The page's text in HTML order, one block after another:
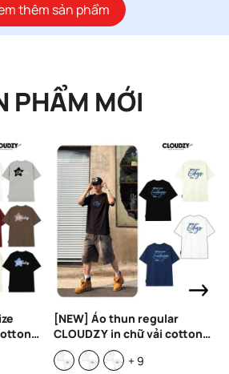
thêm sản phẩm
PHẨM MỚI
nam
[NEW] Áo thun regular
CLOUDZY in chữ vải cotton
100% 250gsm form rộng nam
nữ áo phông oversize local
+ 9